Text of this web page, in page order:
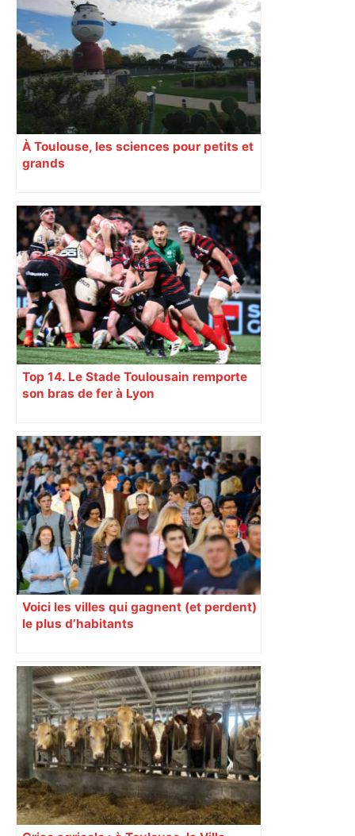
À Toulouse, les sciences pour petits et
grands
Top 14. Le Stade Toulousain remporte
son bras de fer à Lyon
Voici les villes qui gagnent (et perdent)
le plus d’habitants